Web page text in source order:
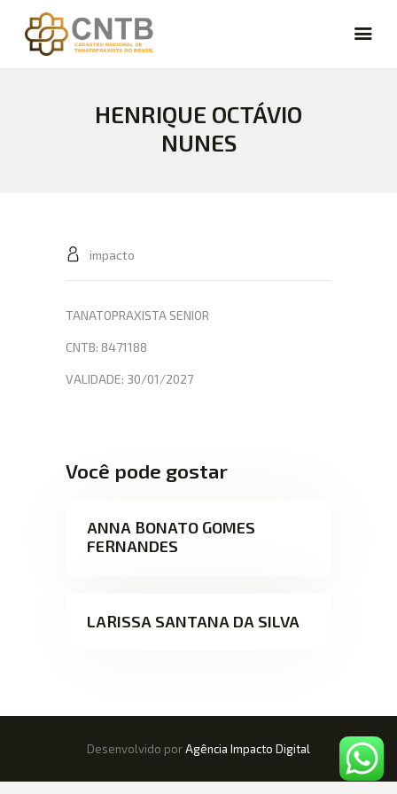
HENRIQUE OCTÁVIO
NUNES
CARREIRA
CURSOS
impacto
TANATOPRAXISTA SENIOR
CNTB: 8471188
VALIDADE: 30/01/2027
Você pode gostar
ANNA BONATO GOMES
FERNANDES
LARISSA SANTANA DA SILVA
Desenvolvido porAgência Impacto Digital